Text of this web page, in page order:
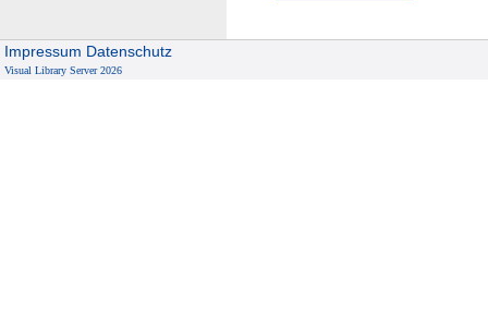
Impressum Datenschutz
Visual Library Server 2026